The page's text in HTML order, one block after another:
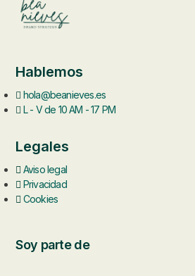
Hablemos
hola@beanieves.es
L - V de 10 AM - 17 PM
Legales
Aviso legal
Privacidad
Cookies
Soy parte de